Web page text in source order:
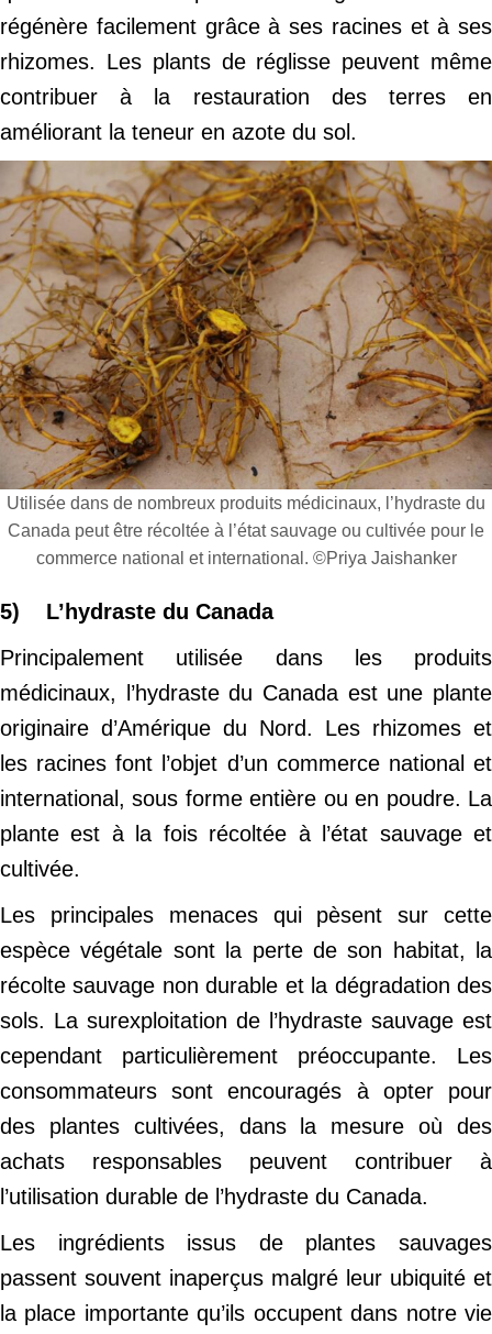
régénère facilement grâce à ses racines et à ses
rhizomes. Les plants de réglisse peuvent même
contribuer à la restauration des terres en
améliorant la teneur en azote du sol.
Utilisée dans de nombreux produits médicinaux, l’hydraste du
Canada peut être récoltée à l’état sauvage ou cultivée pour le
commerce national et international. ©Priya Jaishanker
5) L’hydraste du Canada
Principalement utilisée dans les produits
médicinaux, l’hydraste du Canada est une plante
originaire d’Amérique du Nord. Les rhizomes et
les racines font l’objet d’un commerce national et
international, sous forme entière ou en poudre. La
plante est à la fois récoltée à l’état sauvage et
cultivée.
Les principales menaces qui pèsent sur cette
espèce végétale sont la perte de son habitat, la
récolte sauvage non durable et la dégradation des
sols. La surexploitation de l’hydraste sauvage est
cependant particulièrement préoccupante. Les
consommateurs sont encouragés à opter pour
des plantes cultivées, dans la mesure où des
achats responsables peuvent contribuer à
l’utilisation durable de l’hydraste du Canada.
Les ingrédients issus de plantes sauvages
passent souvent inaperçus malgré leur ubiquité et
la place importante qu’ils occupent dans notre vie